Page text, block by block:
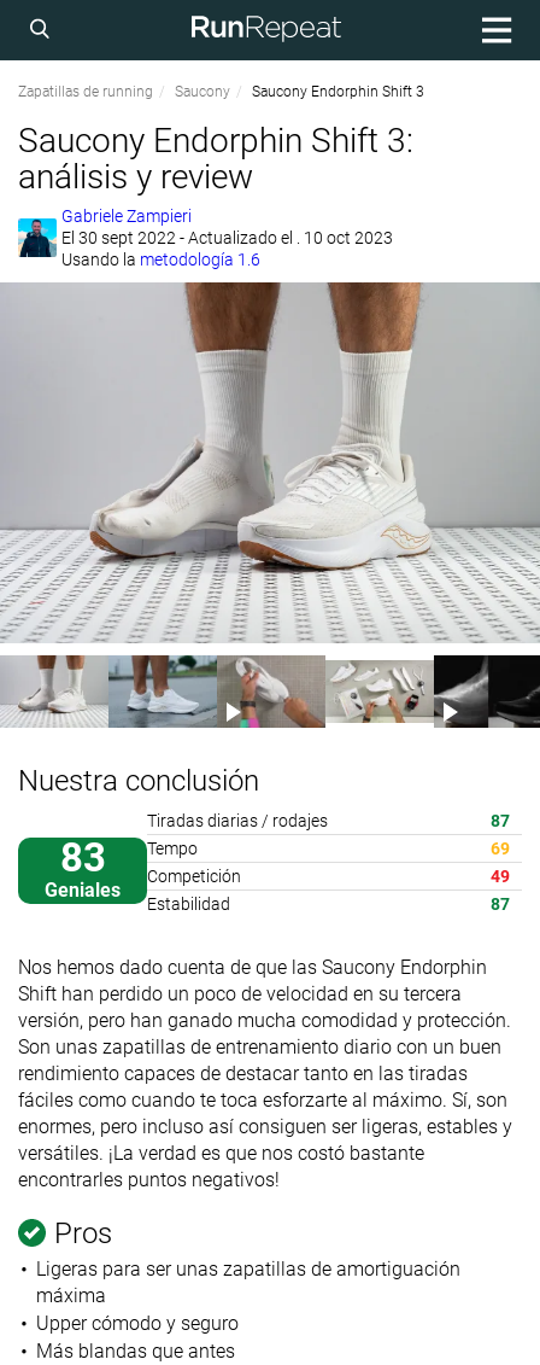
Zapatillas de running Saucony Saucony Endorphin Shift 3
Saucony Endorphin Shift 3:
análisis y review
Gabriele Zampieri
El 30 sept 2022 - Actualizado el . 10 oct 2023
Usando la metodología 1.6
Nuestra conclusión
83
Geniales
Tiradas diarias / rodajes
87
Tempo
69
Competición
49
Estabilidad
87
Nos hemos dado cuenta de que las Saucony Endorphin
Shift han perdido un poco de velocidad en su tercera
versión, pero han ganado mucha comodidad y protección.
Son unas zapatillas de entrenamiento diario con un buen
rendimiento capaces de destacar tanto en las tiradas
fáciles como cuando te toca esforzarte al máximo. Sí, son
enormes, pero incluso así consiguen ser ligeras, estables y
versátiles. ¡La verdad es que nos costó bastante
encontrarles puntos negativos!
Pros
Ligeras para ser unas zapatillas de amortiguación
máxima
Upper cómodo y seguro
Más blandas que antes